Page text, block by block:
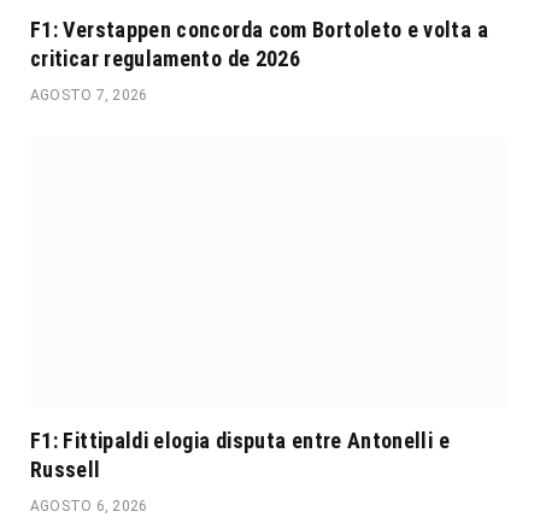
F1: Verstappen concorda com Bortoleto e volta a
criticar regulamento de 2026
AGOSTO 7, 2026
F1: Fittipaldi elogia disputa entre Antonelli e
Russell
AGOSTO 6, 2026